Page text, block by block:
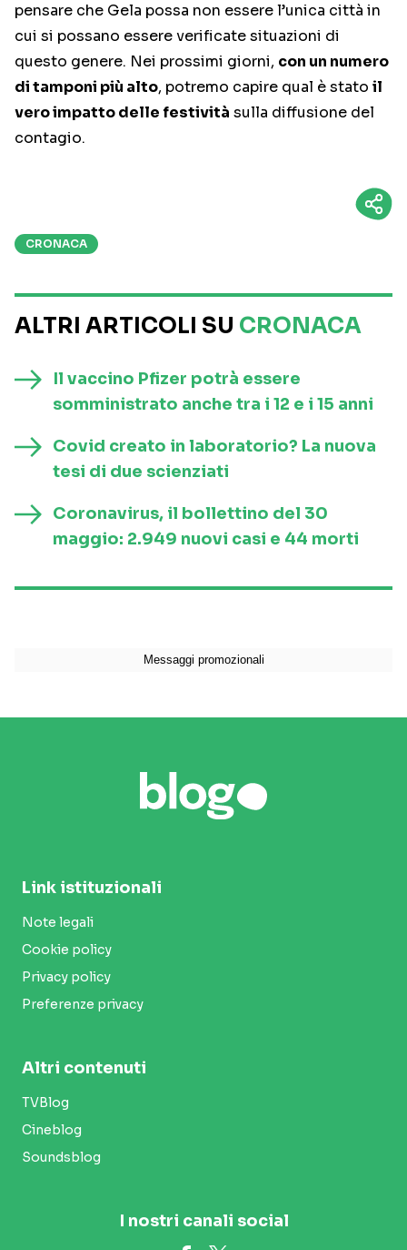
pensare che Gela possa non essere l’unica città in
cui si possano essere verificate situazioni di
questo genere. Nei prossimi giorni, con un numero
di tamponi più alto, potremo capire qual è stato il
vero impatto delle festività sulla diffusione del
contagio.
CRONACA
ALTRI ARTICOLI SU CRONACA
Il vaccino Pfizer potrà essere
somministrato anche tra i 12 e i 15 anni
Covid creato in laboratorio? La nuova
tesi di due scienziati
Coronavirus, il bollettino del 30
maggio: 2.949 nuovi casi e 44 morti
Link istituzionali
Note legali
Cookie policy
Privacy policy
Preferenze privacy
Altri contenuti
TVBlog
Cineblog
Soundsblog
I nostri canali social